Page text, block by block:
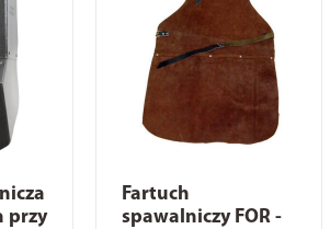
przy
Fartuch
spawalniczy FOR -